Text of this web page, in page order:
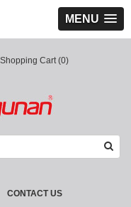
MENU
Shopping Cart (0)
CONTACT US